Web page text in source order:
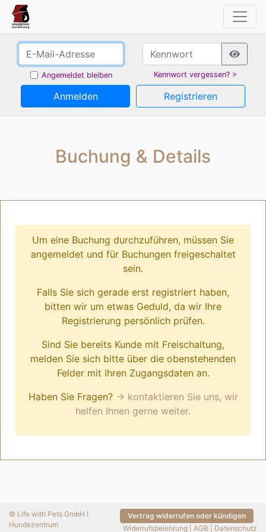
Angemeldet bleiben Kennwort vergessen? >
Anmelden Registrieren
Buchung & Details
Um eine Buchung durchzuführen, müssen Sie
angemeldet und für Buchungen freigeschaltet
sein.
Falls Sie sich gerade erst registriert haben,
bitten wir um etwas Geduld, da wir Ihre
Registrierung persönlich prüfen.
Sind Sie bereits Kunde mit Freischaltung,
melden Sie sich bitte über die obenstehenden
Felder mit Ihren Zugangsdaten an.
Haben Sie Fragen? → kontaktieren Sie uns, wir
helfen Ihnen gerne weiter.
© Life with Pets GmbH I
Hundezentrum
Vertrag widerrufen oder kündigen
Widerrufsbelehrung
AGB Datenschutz